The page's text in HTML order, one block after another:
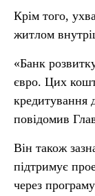
Крім того,
житлом
«Банк
євро. Цих
повідомив
Він також
підтримує
через